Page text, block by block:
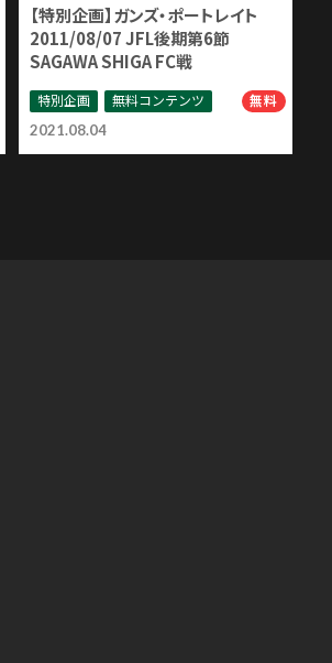
2021.08.04
【特別企画】ガンズ・ポートレイト
2011/08/07 JFL後期第6節
SAGAWA SHIGA FC戦
特別企画 無料コンテンツ 無料